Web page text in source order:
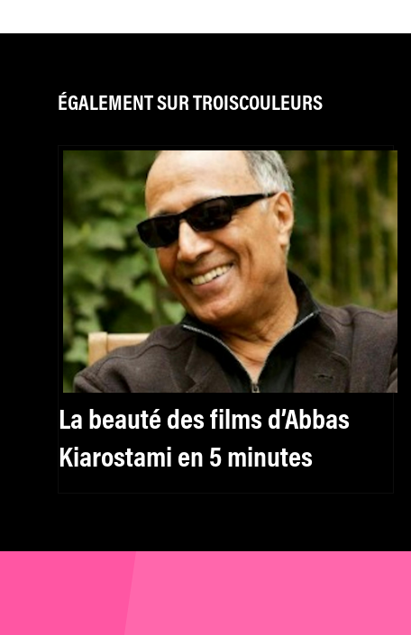
ÉGALEMENT SUR TROISCOULEURS
La beauté des films d’Abbas
Kiarostami en 5 minutes